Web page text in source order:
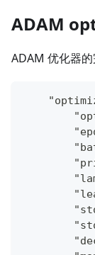
ADAM
ADAM 优化器